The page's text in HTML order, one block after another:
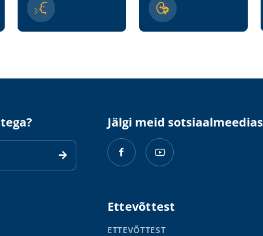
Jälgi meid sotsiaalmeedias
Ettevõttest
ETTEVÕTTEST